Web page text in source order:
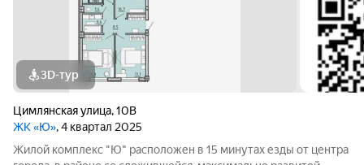
3D-тур
Цимлянская улица,10В
ЖК «Ю», 4 квартал 2025
Жилой комплекс "Ю" расположен в 15 минутах езды от центра